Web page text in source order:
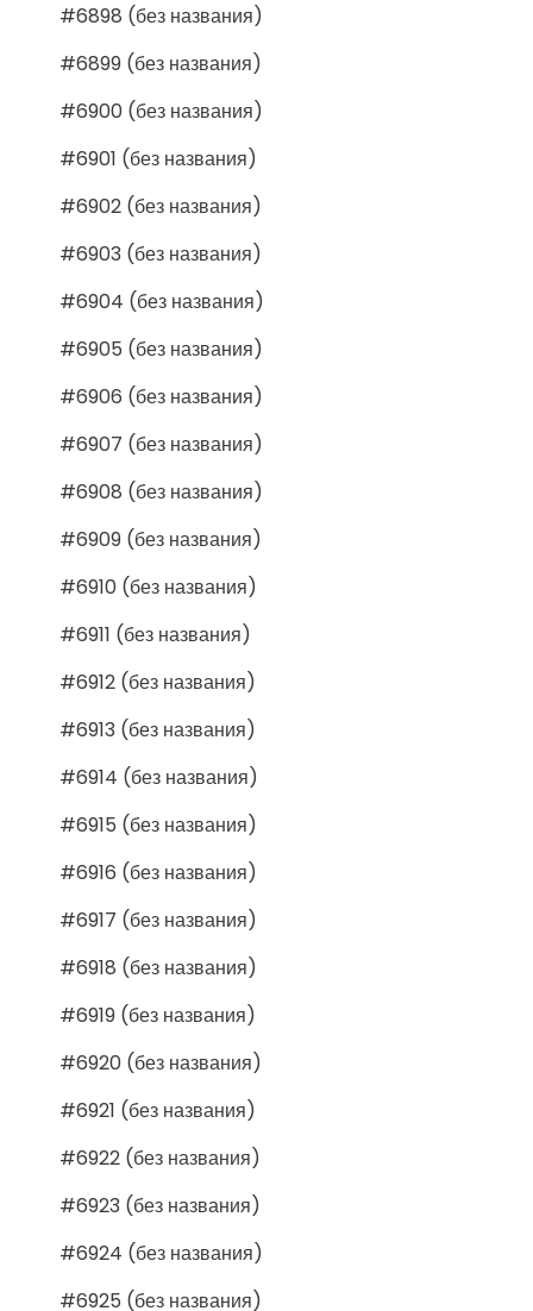
#6898 (без названия)
#6899 (без названия)
#6900 (без названия)
#6901 (без названия)
#6902 (без названия)
#6903 (без названия)
#6904 (без названия)
#6905 (без названия)
#6906 (без названия)
#6907 (без названия)
#6908 (без названия)
#6909 (без названия)
#6910 (без названия)
#6911 (без названия)
#6912 (без названия)
#6913 (без названия)
#6914 (без названия)
#6915 (без названия)
#6916 (без названия)
#6917 (без названия)
#6918 (без названия)
#6919 (без названия)
#6920 (без названия)
#6921 (без названия)
#6922 (без названия)
#6923 (без названия)
#6924 (без названия)
#6925 (без названия)